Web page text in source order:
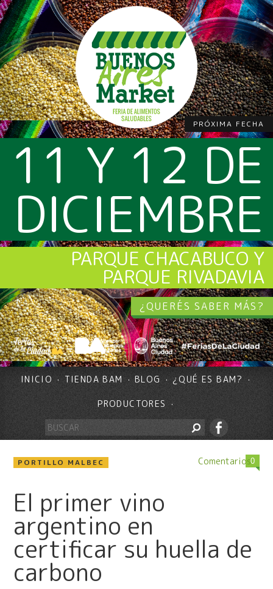
PRÓXIMA FECHA
11 Y 12 DE
DICIEMBRE
PARQUE CHACABUCO Y
PARQUE RIVADAVIA
¿QUERÉS SABER MÁS?
INICIO TIENDA BAM BLOG ¿QUÉ ES BAM?
PRODUCTORES
Comentarios0
PORTILLO MALBEC
El primer vino
argentino en
certificar su huella de
carbono